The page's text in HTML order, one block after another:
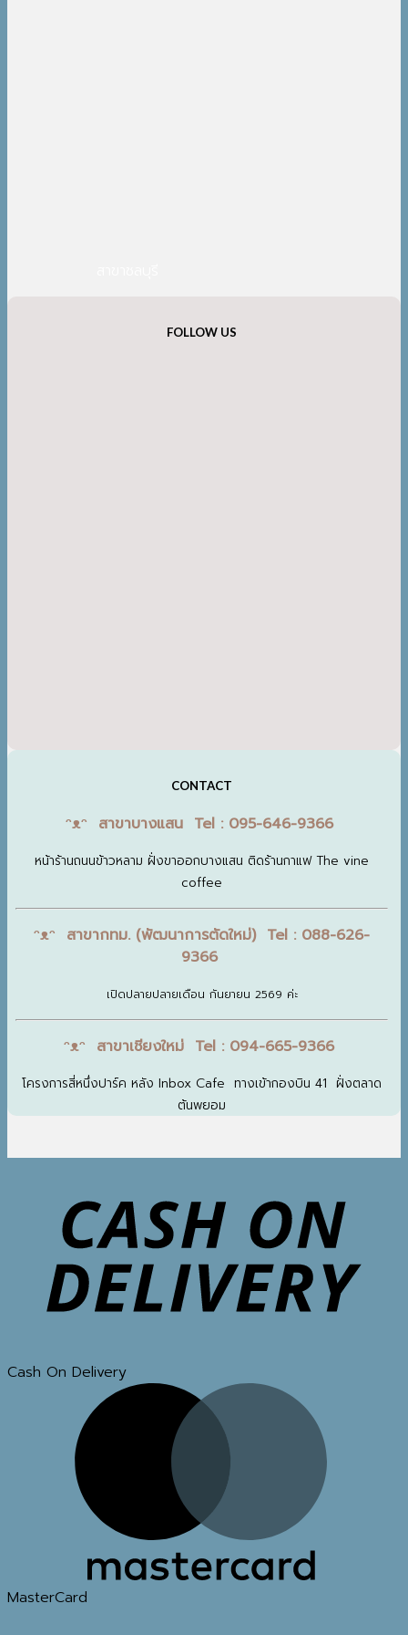
FOLLOW US
CONTACT
ᵔᴥᵔ สาขาบางแสน Tel : 095-646-9366
หน้าร้านถนนข้าวหลาม ฝั่งขาออกบางแสน ติดร้านกาแฟ The vine
coffee
ᵔᴥᵔ สาขากทม. (พัฒนาการตัดใหม่) Tel : 088-626-
9366
เปิดปลายปลายเดือน กันยายน 2569 ค่ะ
ᵔᴥᵔ สาขาเชียงใหม่ Tel : 094-665-9366
โครงการสี่หนึ่งปาร์ค หลัง Inbox Cafe ทางเข้ากองบิน 41 ฝั่งตลาด
ต้นพยอม
Cash On Delivery
MasterCard